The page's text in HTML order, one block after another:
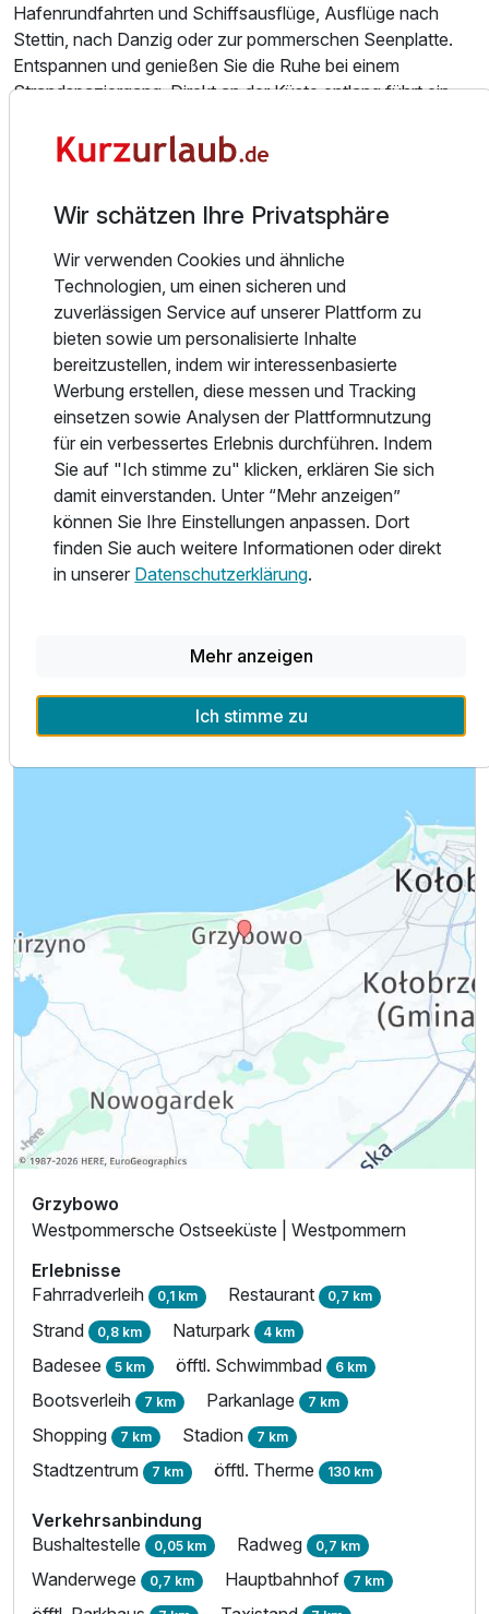
Hafenrundfahrten und Schiffsausflüge, Ausflüge nach
Stettin, nach Danzig oder zur pommerschen Seenplatte.
Entspannen und genießen Sie die Ruhe bei einem
Strandspaziergang. Direkt an der Küste entlang führt ein
Erkundungstour in dieser Region nutzen können.
Rezeption, Speisesaal, Cafe-Bar, Wintergarten,
Wellnessbereich mit Schwimmbad mit Sprudelsitzen,
Wasserschwalldusche, Sauna, Erlebnisdusche mit
Hydromassage, Eisfontäne, physiotherapeutische
Behandlungen, aromatherapeutischer Massageraum,
WLAN (inkl. im Hotelbereich), Wintergarten, Terrasse, Safe
an der Rezeption, Bademantelverleih. Ein öffentlicher
kleiner Outdoor-Fitnesspark, Kinderspielplatz, Volleyball-,
Basketball- und Fußballplatz befinden sich direkt neben an.
Alle Infos zum Victoria SPA Hotel
Grzybowo
Westpommersche Ostseeküste | Westpommern
Erlebnisse
Fahrradverleih 0,1 km Restaurant 0,7 km
Strand 0,8 km Naturpark 4 km
Badesee 5 km öfftl. Schwimmbad 6 km
Bootsverleih 7 km Parkanlage 7 km
Shopping 7 km Stadion 7 km
Stadtzentrum 7 km öfftl. Therme 130 km
Verkehrsanbindung
Bushaltestelle 0,05 km Radweg 0,7 km
Wanderwege 0,7 km Hauptbahnhof 7 km
Wir schätzen Ihre Privatsphäre
Wir verwenden Cookies und ähnliche
Technologien, um einen sicheren und
zuverlässigen Service auf unserer Plattform zu
bieten sowie um personalisierte Inhalte
bereitzustellen, indem wir interessenbasierte
Werbung erstellen, diese messen und Tracking
einsetzen sowie Analysen der Plattformnutzung
für ein verbessertes Erlebnis durchführen. Indem
Sie auf "Ich stimme zu" klicken, erklären Sie sich
damit einverstanden. Unter “Mehr anzeigen”
können Sie Ihre Einstellungen anpassen. Dort
finden Sie auch weitere Informationen oder direkt
in unserer Datenschutzerklärung.
Mehr anzeigen
Ich stimme zu